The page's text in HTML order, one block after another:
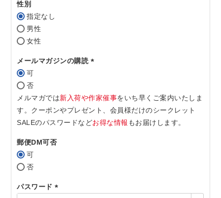
性別
指定なし
男性
女性
メールマガジンの購読
可
否
メルマガでは新入荷や作家催事をいち早くご案内いたしま
す。クーポンやプレゼント、会員様だけのシークレット
SALEのパスワードなどお得な情報 もお届けします。
郵便DM可否
可
否
パスワード